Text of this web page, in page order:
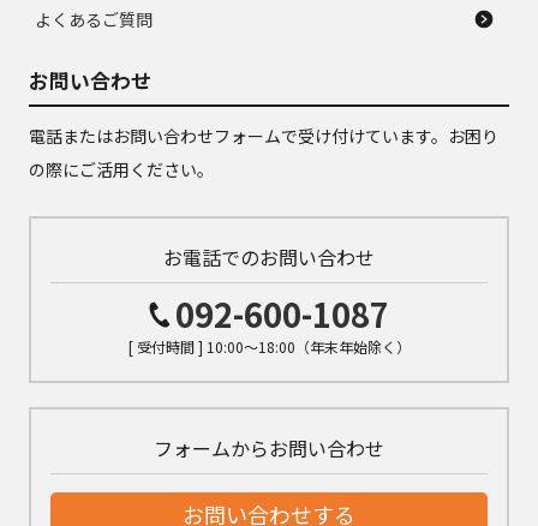
よくあるご質問
お問い合わせ
電話またはお問い合わせフォームで受け付けています。お困り
の際にご活用ください。
お電話でのお問い合わせ
092-600-1087
[ 受付時間 ] 10:00～18:00（年末年始除く）
フォームからお問い合わせ
お問い合わせする